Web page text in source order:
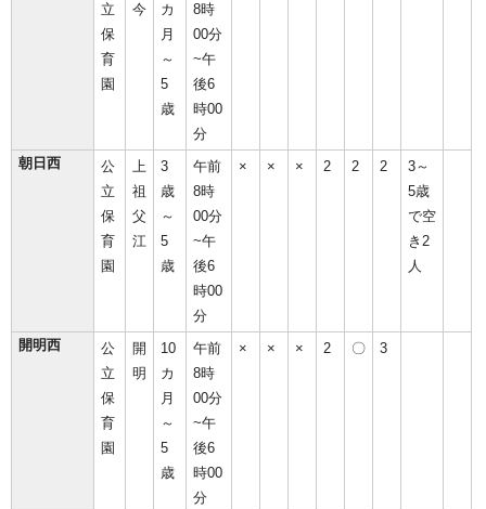
立
保
育
園
今
カ
月
～
5
歳
8時
00分
~午
後6
時00
分
朝日西
公
立
保
育
園
上
祖
父
江
3
歳
～
5
歳
午前
8時
00分
~午
後6
時00
分
× × × 2 2 2
3～
5歳
で空
き2
人
開明西
公
立
保
育
園
開
明
10
カ
月
～
5
歳
午前
8時
00分
~午
後6
時00
分
× × × 2 〇 3